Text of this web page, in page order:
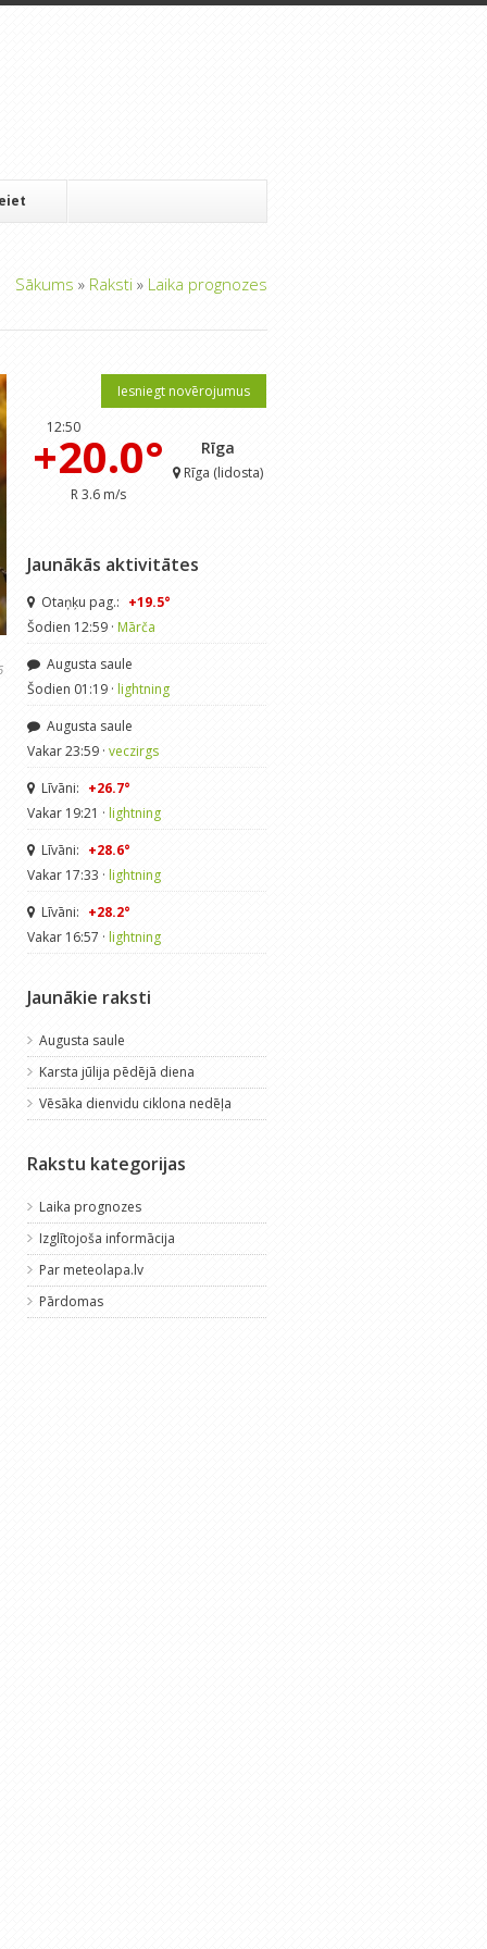
Sākums » Raksti » Laika prognozes
Iesniegt novērojumus
12:50
+20.0°
R 3.6 m/s
Rīga
Rīga (lidosta)
Jaunākās aktivitātes
Otaņķu pag.: +19.5°
Šodien 12:59 · Mārča
Augusta saule
Šodien 01:19 · lightning
Augusta saule
Vakar 23:59 · veczirgs
Līvāni: +26.7°
Vakar 19:21 · lightning
Līvāni: +28.6°
Vakar 17:33 · lightning
Līvāni: +28.2°
Vakar 16:57 · lightning
Jaunākie raksti
Augusta saule
Karsta jūlija pēdējā diena
Vēsāka dienvidu ciklona nedēļa
Rakstu kategorijas
Laika prognozes
Izglītojoša informācija
Par meteolapa.lv
Pārdomas